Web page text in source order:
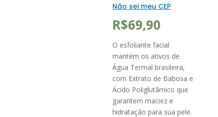
Não sei meu CEP
R$69,90
O esfoliante facial
mantém os ativos de
Água Termal brasileira,
com Extrato de Babosa e
Ácido Poliglutâmico que
garantem maciez e
hidratação para sua pele.